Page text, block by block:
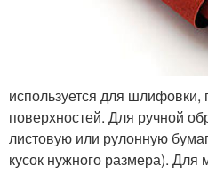
используется для шлифовки,
поверхностей. Для ручной
листовую или рулонную
кусок нужного размера).